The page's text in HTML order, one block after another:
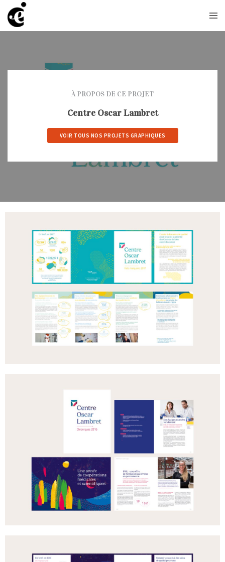
À PROPOS DE CE PROJET
Centre Oscar Lambret
VOIR TOUS NOS PROJETS GRAPHIQUES